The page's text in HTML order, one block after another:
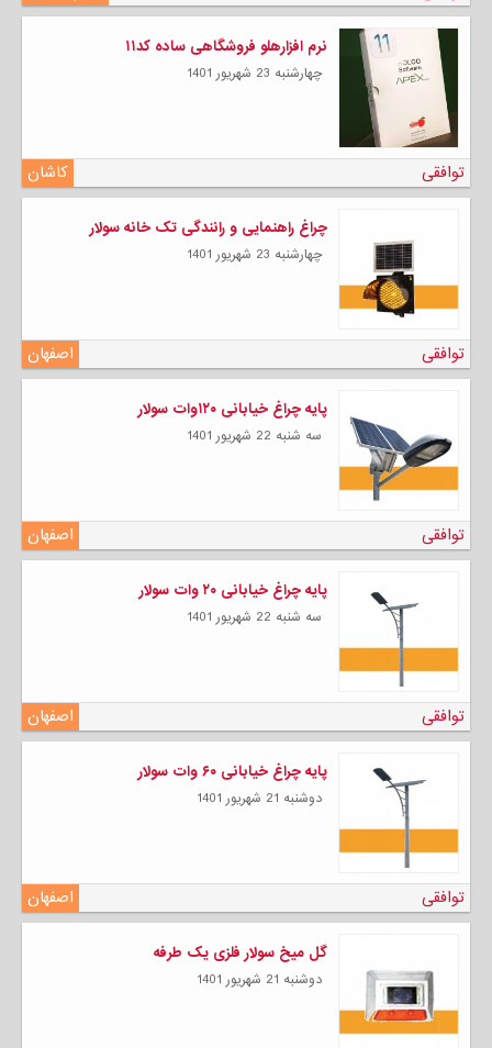
نرم افزارهلو فروشگاهی ساده کد۱۱
چهارشنبه 23 شهریور 1401
کاشان توافقی
چراغ راهنمایی و رانندگی تک خانه سولار
چهارشنبه 23 شهریور 1401
اصفهان توافقی
پایه چراغ خیابانی ۱۲۰وات سولار
سه شنبه 22 شهریور 1401
اصفهان توافقی
پایه چراغ خیابانی ۲۰ وات سولار
سه شنبه 22 شهریور 1401
اصفهان توافقی
پایه چراغ خیابانی ۶۰ وات سولار
دوشنبه 21 شهریور 1401
اصفهان توافقی
گل میخ سولار فلزی یک طرفه
دوشنبه 21 شهریور 1401